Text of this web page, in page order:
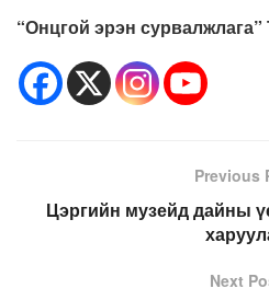
“Онцгой эрэн
Previous
Цэргийн музейд дайны
Next